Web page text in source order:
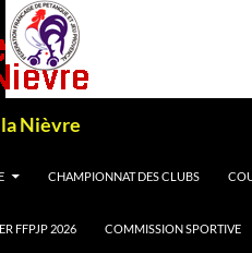
Nièvre
CHAMPIONNAT DES CLUBS
FFPJP 2026 COMMISSION SPORTIVE